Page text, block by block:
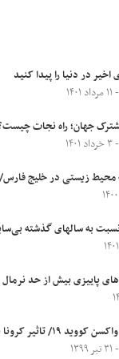
در دنیا را پیدا کنید
- ۱۱ مرداد ۱۴۰۱
جهان؛ راه نجات
- ۳ خرداد ۱۴۰۱
محیط زیستی در خلیج
به سالهای گذشته
پاییزی بیش از حد
کرونا بر سرقت‌های پایتخت
- ۳۱ تیر ۱۳۹۹